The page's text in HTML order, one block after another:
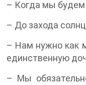
– Когда мы будем
– До захода
– Нам нужно как
единственную
– Мы